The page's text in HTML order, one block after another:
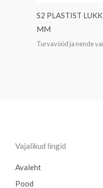
S2 PLASTIST
MM
Turvavööd ja nende
Vajalikud lingid
Avaleht
Pood